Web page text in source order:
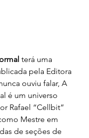
terá uma
pela Editora
ouviu falar, A
é um universo
Rafael “Cellbit”
Mestre em
de seções de